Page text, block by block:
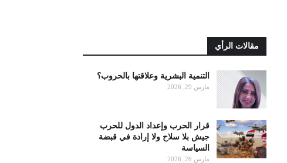
مقالات الرأي
التنمية البشرية وعلاقتها بالحروب؟
مارس 29, 2026
قرار الحرب وإعداد الدول للحرب
جيش بلا سلاح ولا إرادة في قبضة
السياسة
مارس 26, 2026